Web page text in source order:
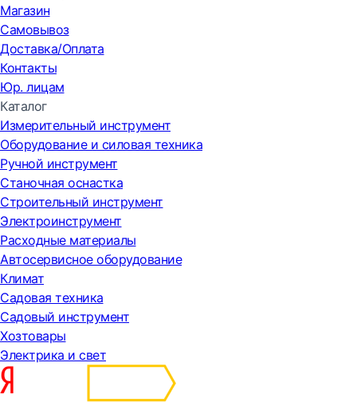
Магазин
Самовывоз
Доставка/Оплата
Контакты
Юр. лицам
Каталог
Измерительный инструмент
Оборудование и силовая техника
Ручной инструмент
Станочная оснастка
Строительный инструмент
Электроинструмент
Расходные материалы
Автосервисное оборудование
Климат
Садовая техника
Садовый инструмент
Хозтовары
Электрика и свет